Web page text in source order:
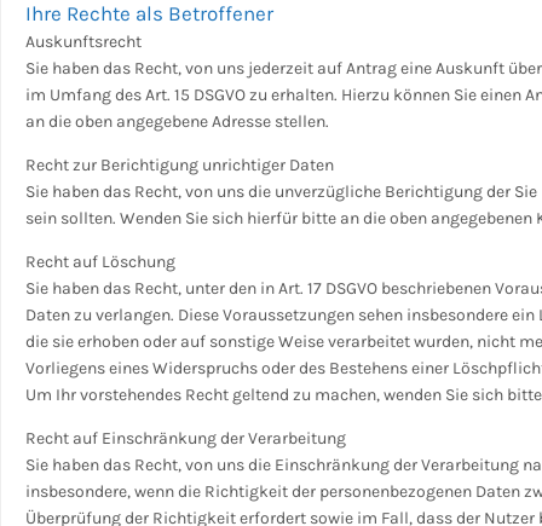
Ihre Rechte als Betroffener
Auskunftsrecht
Sie haben das Recht, von uns jederzeit auf Antrag eine Auskunft
im Umfang des Art. 15 DSGVO zu erhalten. Hierzu können Sie einen
an die oben angegebene Adresse stellen.
Recht zur Berichtigung unrichtiger Daten
Sie haben das Recht, von uns die unverzügliche Berichtigung der
sein sollten. Wenden Sie sich hierfür bitte an die oben angegebenen
Recht auf Löschung
Sie haben das Recht, unter den in Art. 17 DSGVO beschriebenen
Daten zu verlangen. Diese Voraussetzungen sehen insbesondere
die sie erhoben oder auf sonstige Weise verarbeitet wurden, nicht
Vorliegens eines Widerspruchs oder des Bestehens einer
Um Ihr vorstehendes Recht geltend zu machen, wenden Sie sich
Recht auf Einschränkung der Verarbeitung
Sie haben das Recht, von uns die Einschränkung der Verarbeitung
insbesondere, wenn die Richtigkeit der personenbezogenen Daten
Überprüfung der Richtigkeit erfordert sowie im Fall, dass der